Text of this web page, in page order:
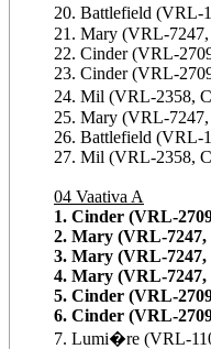
20. Battlefield
21. Mary (VRL-
22. Cinder (VRL-
23. Cinder (VRL-
24. Mil (VRL-2358,
25. Mary (VRL-
26. Battlefield (VRL-
27. Mil (VRL-2358,
04 Vaativa A
1. Cinder (VRL-
2. Mary (VRL-7247,
3. Mary (VRL-7247,
4. Mary (VRL-7247,
5. Cinder (VRL-
6. Cinder (VRL-
7. Lumi�re (VRL-